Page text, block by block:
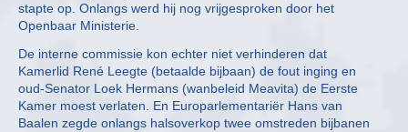
stapte op. Onlangs werd hij nog vrijgesproken door het
Openbaar Ministerie.
De interne commissie kon echter niet verhinderen dat
Kamerlid René Leegte (betaalde bijbaan) de fout inging en
oud-Senator Loek Hermans (wanbeleid Meavita) de Eerste
Kamer moest verlaten. En Europarlementariër Hans van
Baalen zegde onlangs halsoverkop twee omstreden bijbanen